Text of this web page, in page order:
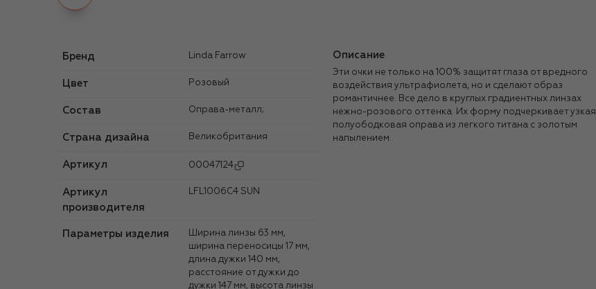
Бренд Linda Farrow
Цвет Розовый
Состав Оправа-металл;
Страна дизайна Великобритания
Артикул 00047124
Артикул
производителя
LFL1006C4 SUN
Параметры изделия
Ширина линзы 63 мм,
ширина переносицы 17 мм,
длина дужки 140 мм,
расстояние от дужки до
дужки 147 мм, высота линзы
Описание
Эти очки не только на 100% защитят глаза от вредного
воздействия ультрафиолета, но и сделают образ
романтичнее. Все дело в круглых градиентных линзах
нежно-розового оттенка. Их форму подчеркивает узкая
полуободковая оправа из легкого титана с золотым
напылением.